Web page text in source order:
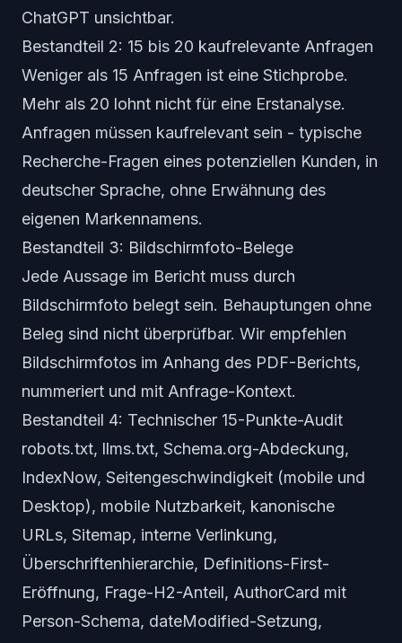
ChatGPT unsichtbar.
Bestandteil 2: 15 bis 20 kaufrelevante Anfragen
Weniger als 15 Anfragen ist eine Stichprobe.
Mehr als 20 lohnt nicht für eine Erstanalyse.
Anfragen müssen kaufrelevant sein - typische
Recherche-Fragen eines potenziellen Kunden, in
deutscher Sprache, ohne Erwähnung des
eigenen Markennamens.
Bestandteil 3: Bildschirmfoto-Belege
Jede Aussage im Bericht muss durch
Bildschirmfoto belegt sein. Behauptungen ohne
Beleg sind nicht überprüfbar. Wir empfehlen
Bildschirmfotos im Anhang des PDF-Berichts,
nummeriert und mit Anfrage-Kontext.
Bestandteil 4: Technischer 15-Punkte-Audit
robots.txt, llms.txt, Schema.org-Abdeckung,
IndexNow, Seitengeschwindigkeit (mobile und
Desktop), mobile Nutzbarkeit, kanonische
URLs, Sitemap, interne Verlinkung,
Überschriftenhierarchie, Definitions-First-
Eröffnung, Frage-H2-Anteil, AuthorCard mit
Person-Schema, dateModified-Setzung,